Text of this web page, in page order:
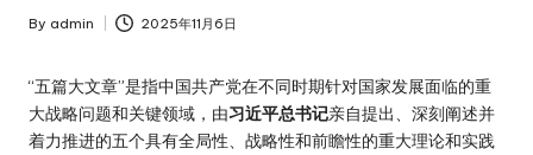
Posted
By admin 2025年11月6日
“五篇大文章”是指中国共产党在不同时期针对国家发展面临的重
大战略问题和关键领域，由习近平总书记亲自提出、深刻阐述并
着力推进的五个具有全局性、战略性和前瞻性的重大理论和实践